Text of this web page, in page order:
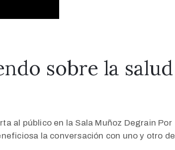
sobre la salud
al público en la Sala Muñoz Degrain Por
la conversación con uno y otro de